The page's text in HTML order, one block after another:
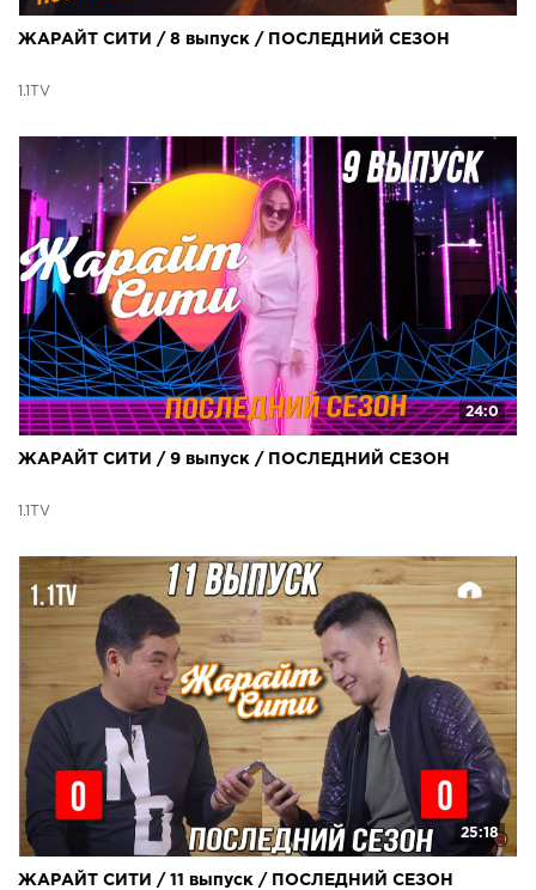
ЖАРАЙТ СИТИ / 8 выпуск / ПОСЛЕДНИЙ СЕЗОН
1.1TV
24:0
ЖАРАЙТ СИТИ / 9 выпуск / ПОСЛЕДНИЙ СЕЗОН
1.1TV
25:18
ЖАРАЙТ СИТИ / 11 выпуск / ПОСЛЕДНИЙ СЕЗОН